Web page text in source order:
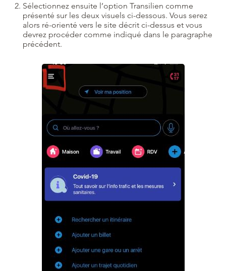
Sélectionnez ensuite l’option Transilien comme
présenté sur les deux visuels ci-dessous. Vous serez
alors ré-orienté vers le site décrit ci-dessus et vous
devrez procéder comme indiqué dans le paragraphe
précédent.